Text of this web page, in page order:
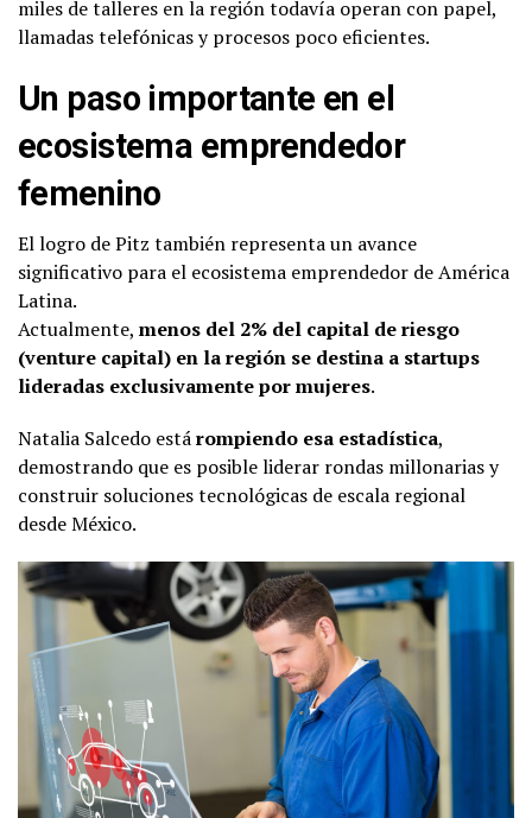
miles de talleres en la región todavía operan con papel,
llamadas telefónicas y procesos poco eficientes.
Un paso importante en el
ecosistema emprendedor
femenino
El logro de Pitz también representa un avance
significativo para el ecosistema emprendedor de América
Latina.
Actualmente, menos del 2% del capital de riesgo
(venture capital) en la región se destina a startups
lideradas exclusivamente por mujeres.
Natalia Salcedo estárompiendo esa estadística,
demostrando que es posible liderar rondas millonarias y
construir soluciones tecnológicas de escala regional
desde México.